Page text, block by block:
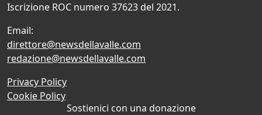
Iscrizione ROC numero 37623 del 2021.
Email:
direttore@newsdellavalle.com
redazione@newsdellavalle.com
Privacy Policy
Cookie Policy
Sostienici con una donazione